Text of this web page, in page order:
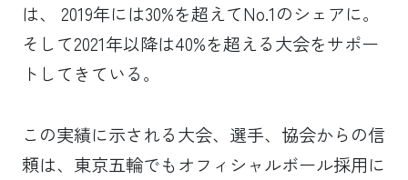
は、 2019年には30%を超えてNo.1のシェアに。
そして2021年以降は40%を超える大会をサポー
トしてきている。
この実績に示される大会、選手、協会からの信
頼は、東京五輪でもオフィシャルボール採用に